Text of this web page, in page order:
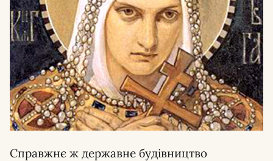
Справжнє ж державне будівництво